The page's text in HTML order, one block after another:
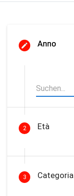
Anno
2 Età
3 Categoria